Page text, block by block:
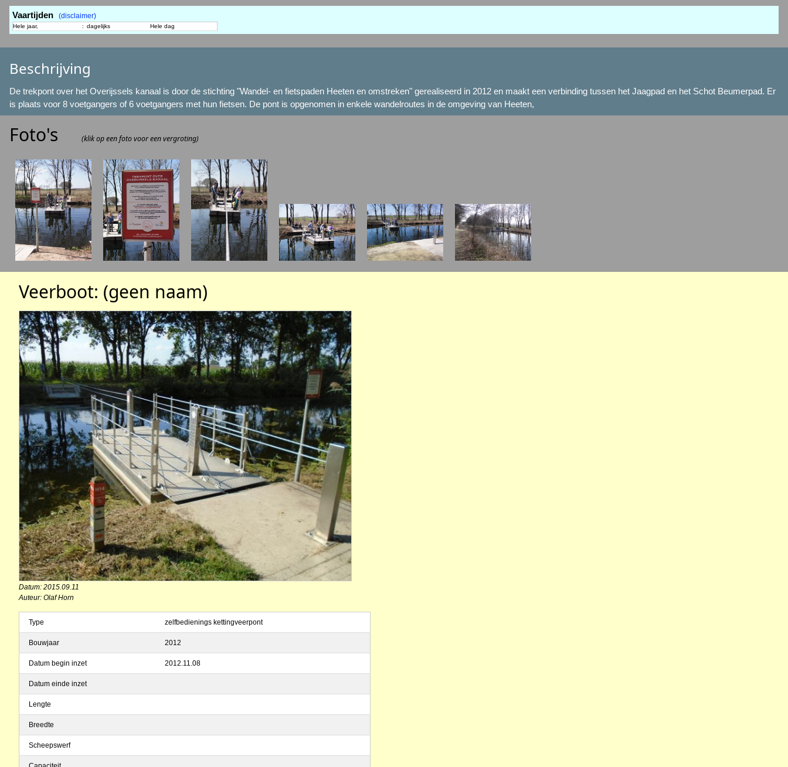
Vaartijden (disclaimer)
Hele jaar, : dagelijks Hele dag
Beschrijving
De trekpont over het Overijssels kanaal is door de stichting "Wandel- en fietspaden Heeten en omstreken" gerealiseerd in 2012 en maakt een verbinding tussen het Jaagpad en het Schot Beumerpad. Er
is plaats voor 8 voetgangers of 6 voetgangers met hun fietsen. De pont is opgenomen in enkele wandelroutes in de omgeving van Heeten,
Foto's (klik op een foto voor een vergroting)
Veerboot: (geen naam)
Datum: 2015.09.11
Auteur: Olaf Horn
Type zelfbedienings kettingveerpont
Bouwjaar 2012
Datum begin inzet 2012.11.08
Datum einde inzet
Lengte
Breedte
Scheepswerf